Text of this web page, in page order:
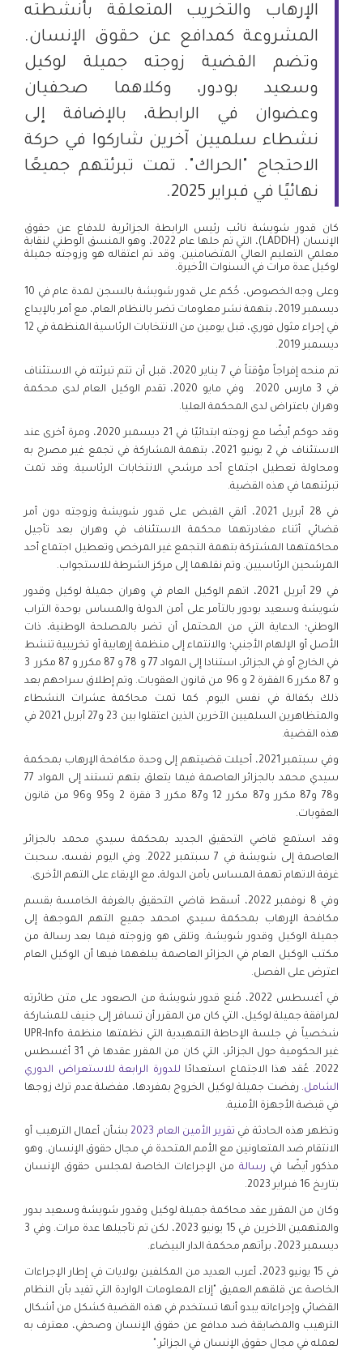
الإرهاب والتخريب المتعلقة بأنشطته
المشروعة كمدافع عن حقوق الإنسان.
وتضم القضية زوجته جميلة لوكيل
وسعيد بودور، وكلاهما صحفيان
وعضوان في الرابطة، بالإضافة إلى
نشطاء سلميين آخرين شاركوا في حركة
الاحتجاج "الحراك". تمت تبرئتهم جميعًا
نهائيًا في فبراير 2025.
كان قدور شويشة نائب رئيس الرابطة الجزائرية للدفاع عن حقوق
الإنسان (LADDH)، التي تم حلها عام 2022، وهو المنسق الوطني لنقابة
معلمي التعليم العالي المتضامنين. وقد تم اعتقاله هو وزوجته جميلة
لوكيل عدة مرات في السنوات الأخيرة.
وعلى وجه الخصوص، حُكم على قدور شويشة بالسجن لمدة عام في 10
ديسمبر 2019، بتهمة نشر معلومات تضر بالنظام العام، مع أمر بالإيداع
في إجراء مثول فوري، قبل يومين من الانتخابات الرئاسية المنظمة في 12
ديسمبر 2019.
تم منحه إفراجاً مؤقتاً في 7 يناير 2020، قبل أن تتم تبرئته في الاستئناف
في 3 مارس 2020. وفي مايو 2020، تقدم الوكيل العام لدى محكمة
وهران باعتراض لدى المحكمة العليا.
وقد حوكم أيضًا مع زوجته ابتدائيًا في 21 ديسمبر 2020، ومرة ​​أخرى عند
الاستئناف في 2 يونيو 2021، بتهمة المشاركة في تجمع غير مصرح به
ومحاولة تعطيل اجتماع أحد مرشحي الانتخابات الرئاسية. وقد تمت
تبرئتهما في هذه القضية.
في 28 أبريل 2021، ألقي القبض على قدور شويشة وزوجته دون أمر
قضائي أثناء مغادرتهما محكمة الاستئناف في وهران بعد تأجيل
محاكمتهما المشتركة بتهمة التجمع غير المرخص وتعطيل اجتماع أحد
المرشحين الرئاسيين. وتم نقلهما إلى مركز الشرطة للاستجواب.
في 29 أبريل 2021، اتهم الوكيل العام في وهران جميلة لوكيل وقدور
شويشة وسعيد بودور بالتآمر على أمن الدولة والمساس بوحدة التراب
الوطني؛ الدعاية التي من المحتمل أن تضر بالمصلحة الوطنية، ذات
الأصل أو الإلهام الأجنبي؛ والانتماء إلى منظمة إرهابية أو تخريبية تنشط
في الخارج أو في الجزائر، استنادا إلى المواد 77 و 78 و 87 مكرر و 87 مكرر 3
و 87 مكرر 6 الفقرة 2 و 96 من قانون العقوبات. وتم إطلاق سراحهم بعد
ذلك بكفالة في نفس اليوم. كما تمت محاكمة عشرات النشطاء
والمتظاهرين السلميين الآخرين الذين اعتقلوا بين 23 و27 أبريل 2021 في
هذه القضية.
وفي سبتمبر 2021، أحيلت قضيتهم إلى وحدة مكافحة الإرهاب بمحكمة
سيدي محمد بالجزائر العاصمة فيما يتعلق بتهم تستند إلى المواد 77
و78 و87 مكرر و87 مكرر 12 و87 مكرر 3 فقرة 2 و95 و96 من قانون
العقوبات.
وقد استمع قاضي التحقيق الجديد بمحكمة سيدي محمد بالجزائر
العاصمة إلى شويشة في 7 سبتمبر 2022. وفي اليوم نفسه، سحبت
غرفة الاتهام تهمة المساس بأمن الدولة، مع الإبقاء على التهم الأخرى.
وفي 8 نوفمبر 2022، أسقط قاضي التحقيق بالغرفة الخامسة بقسم
مكافحة الإرهاب بمحكمة سيدي امحمد جميع التهم الموجهة إلى
جميلة الوكيل وقدور شويشة. وتلقى هو وزوجته فيما بعد رسالة من
مكتب الوكيل العام في الجزائر العاصمة يبلغهما فيها أن الوكيل العام
اعترض على الفصل.
في أغسطس 2022، مُنع قدور شويشة من الصعود على متن طائرته
لمرافقة جميلة لوكيل، التي كان من المقرر أن تسافر إلى جنيف للمشاركة
شخصياً في جلسة الإحاطة التمهيدية التي نظمتها منظمة UPR-Info
غير الحكومية حول الجزائر، التي كان من المقرر عقدها في 31 أغسطس
2022. عُقد هذا الاجتماع استعدادًا
للدورة الرابعة للاستعراض الدوري
الشامل. رفضت جميلة لوكيل الخروج بمفردها، مفضلة عدم ترك زوجها
في قبضة الأجهزة الأمنية.
وتظهر هذه الحادثة في تقرير الأمين العام 2023
بشأن أعمال الترهيب أو
الانتقام ضد المتعاونين مع الأمم المتحدة في مجال حقوق الإنسان. وهو
مذكور أيضًا في رسالة من الإجراءات الخاصة لمجلس حقوق الإنسان
بتاريخ 16 فبراير 2023.
وكان من المقرر عقد محاكمة جميلة لوكيل وقدور شويشة وسعيد بدور
والمتهمين الآخرين في 15 يونيو 2023، لكن تم تأجيلها عدة مرات. وفي 3
ديسمبر 2023، برأتهم محكمة الدار البيضاء.
في 15 يونيو 2023، أعرب العديد من المكلفين بولايات في إطار الإجراءات
الخاصة عن قلقهم العميق "إزاء المعلومات الواردة التي تفيد بأن النظام
القضائي وإجراءاته يبدو أنها تستخدم في هذه القضية كشكل من أشكال
الترهيب والمضايقة ضد مدافع عن حقوق الإنسان وصحفي، معترف به
لعمله في مجال حقوق الإنسان في الجزائر."